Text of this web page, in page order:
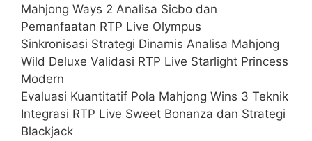
Mahjong Ways 2 Analisa Sicbo dan
Pemanfaatan RTP Live Olympus
Sinkronisasi Strategi Dinamis Analisa Mahjong
Wild Deluxe Validasi RTP Live Starlight Princess
Modern
Evaluasi Kuantitatif Pola Mahjong Wins 3 Teknik
Integrasi RTP Live Sweet Bonanza dan Strategi
Blackjack